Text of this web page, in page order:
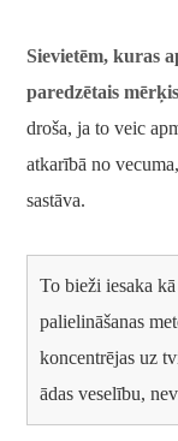
Sievietēm, kuras
paredzētais
droša, ja to veic
atkarībā no
sastāva.
To bieži iesaka
palielināšanas
koncentrējas uz
ādas veselību,